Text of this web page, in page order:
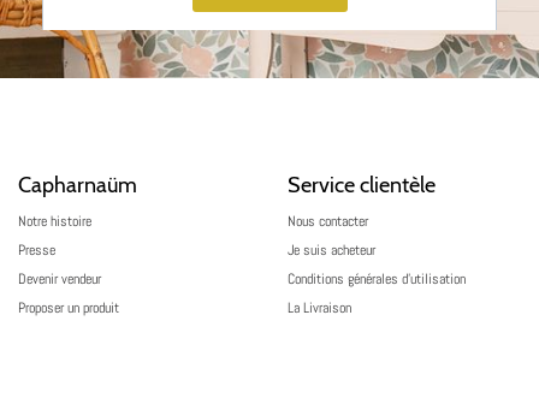
Capharnaüm
Notre histoire
Presse
Devenir vendeur
Proposer un produit
Service clientèle
Nous contacter
Je suis acheteur
Conditions générales d’utilisation
La Livraison